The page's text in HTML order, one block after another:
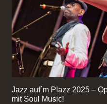
Jazz auf´m Plazz 2025 –
mit Soul Music!